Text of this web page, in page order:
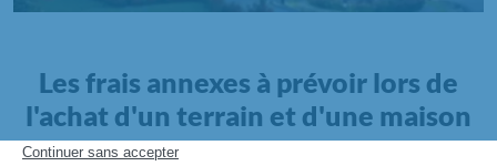
Les frais annexes à prévoir lors de
l'achat d'un terrain et d'une maison
Il faut également intégrer à votre budget, les